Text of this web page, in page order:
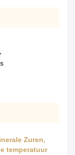
Zuren,
temperatuur